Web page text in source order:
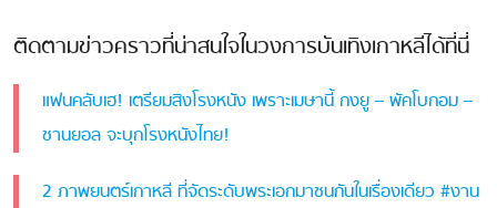
ติดตามข่าวคราวที่น่าสนใจในวงการบันเทิงเกาหลีได้ที่นี่
แฟนคลับเฮ! เตรียมสิงโรงหนัง เพราะเมษานี้ กงยู – พัคโบกอม –
ชานยอล จะบุกโรงหนังไทย!
2 ภาพยนตร์เกาหลี ที่จัดระดับพระเอกมาชนกันในเรื่องเดียว #งาน